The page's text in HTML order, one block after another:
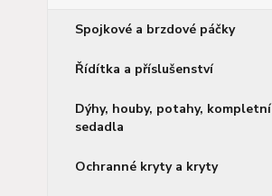
Spojkové a brzdové páčky
Řídítka a příslušenství
Dýhy, houby, potahy, kompletní
sedadla
Ochranné kryty a kryty